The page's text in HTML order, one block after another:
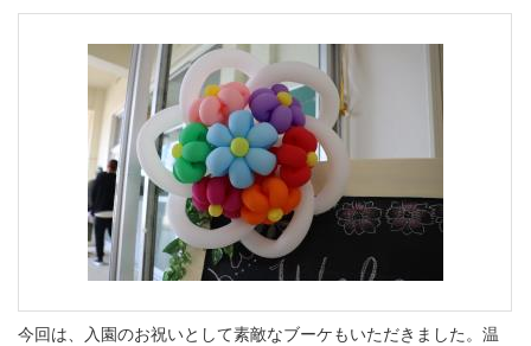
今回は、入園のお祝いとして素敵なブーケもいただきました。温